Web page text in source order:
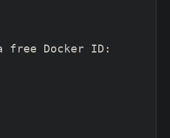
free Docker ID: